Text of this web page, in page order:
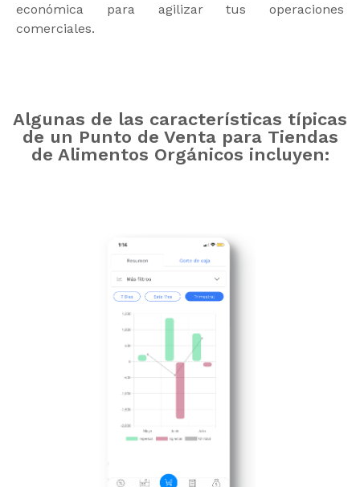
económica para agilizar tus operaciones
comerciales.
Algunas de las características típicas
de un Punto de Venta para Tiendas
de Alimentos Orgánicos incluyen: